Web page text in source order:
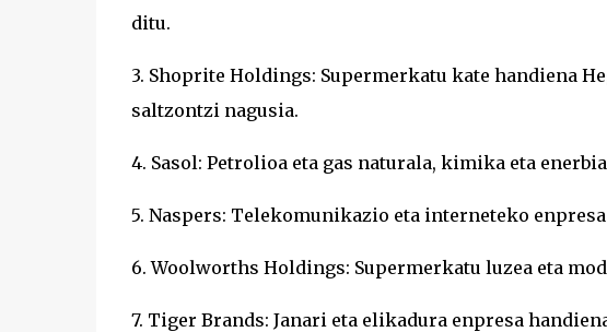
ditu.
3. Shoprite Holdings: Supermerkatu kate handiena
saltzontzi nagusia.
4. Sasol: Petrolioa eta gas naturala, kimika eta
5. Naspers: Telekomunikazio eta interneteko
6. Woolworths Holdings: Supermerkatu luzea eta
7. Tiger Brands: Janari eta elikadura enpresa